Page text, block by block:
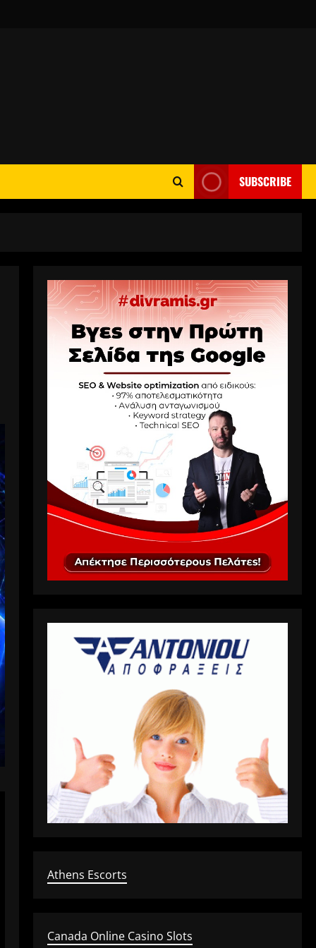
SUBSCRIBE
Athens Escorts
Canada Online Casino Slots